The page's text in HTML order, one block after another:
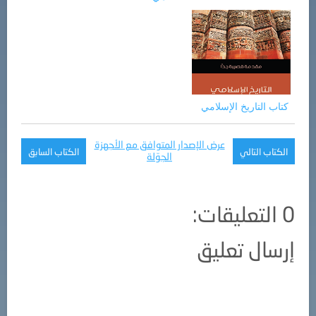
كتاب التاريخ الإسلامي
الكتاب التالي الكتاب السابق
عرض الإصدار المتوافق مع الأجهزة
الجوّلة
0 التعليقات:
إرسال تعليق